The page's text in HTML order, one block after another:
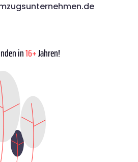
in16+Jahren!